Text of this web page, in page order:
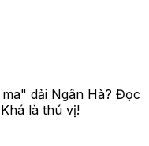
dải Ngân Hà? Đọc
là thú vị!